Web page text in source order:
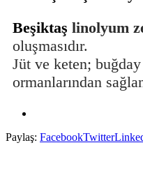
Beşiktaş linolyum
oluşmasıdır.
Jüt ve keten;
ormanlarından
Paylaş: FacebookTwitter